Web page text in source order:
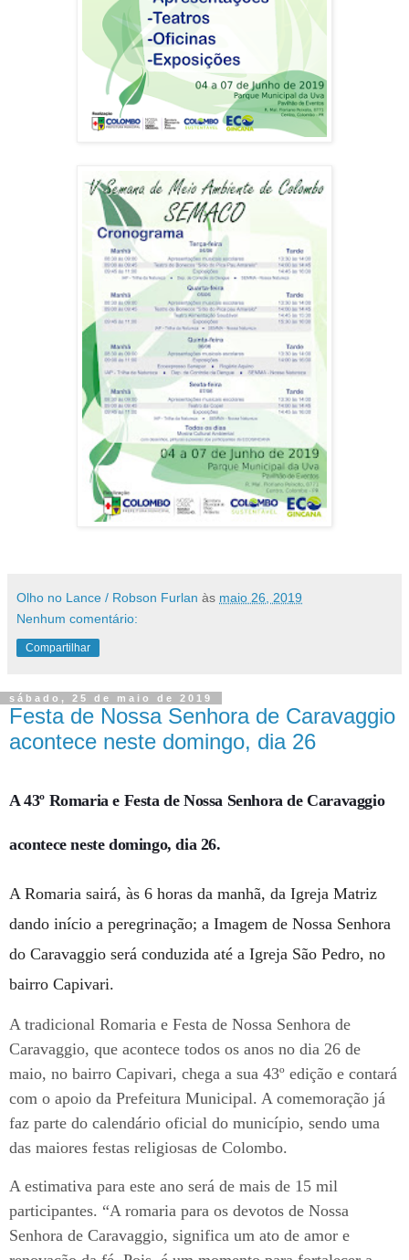
Olho no Lance / Robson Furlan às maio 26, 2019
Nenhum comentário:
Compartilhar
sábado, 25 de maio de 2019
Festa de Nossa Senhora de Caravaggio
acontece neste domingo, dia 26
A 43º Romaria e Festa de Nossa Senhora de Caravaggio
acontece neste domingo, dia 26.
A Romaria sairá, às 6 horas da manhã, da Igreja Matriz
dando início a peregrinação; a Imagem de Nossa Senhora
do Caravaggio será conduzida até a Igreja São Pedro, no
bairro Capivari.
A tradicional Romaria e Festa de Nossa Senhora de
Caravaggio, que acontece todos os anos no dia 26 de
maio, no bairro Capivari, chega a sua 43º edição e contará
com o apoio da Prefeitura Municipal. A comemoração já
faz parte do calendário oficial do município, sendo uma
das maiores festas religiosas de Colombo.
A estimativa para este ano será de mais de 15 mil
participantes. “A romaria para os devotos de Nossa
Senhora de Caravaggio, significa um ato de amor e